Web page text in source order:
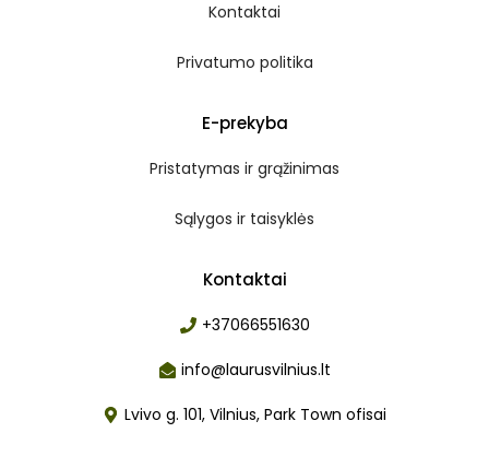
Kontaktai
Privatumo politika
E-prekyba
Pristatymas ir grąžinimas
Sąlygos ir taisyklės
Kontaktai
+37066551630
info@laurusvilnius.lt
Lvivo g. 101, Vilnius, Park Town ofisai